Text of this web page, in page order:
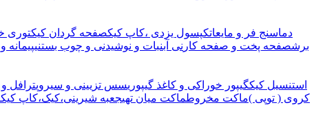
دماسنج فر و مایعاتکپسول یزدی ،کاپ کیکصفحه گردان کیکتوری
برشصفحه پخت و صفحه کار نی آبنبات و نوشیدنی و چوب بستنیپیمانه
استنسیل کیکگیپور خوراکی و کاغذ گیپوریسس تزیینی و سیروپترافل و
کروی ( توپی )ماکت مخروطماکت میان تهیجعبه شیرینی،کیک،کاپ کیک